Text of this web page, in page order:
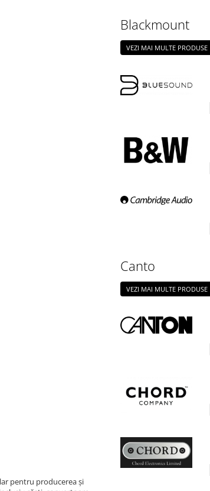
pentru producerea și
Blackmount
VEZI MAI MULTE PRODUSE
Canto
VEZI MAI MULTE PRODUSE